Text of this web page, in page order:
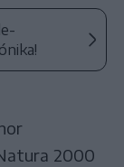
2000